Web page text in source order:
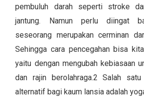
pembuluh darah seperti stroke
jantung. Namun perlu diingat
seseorang merupakan cerminan
Sehingga cara pencegahan bisa
yaitu dengan mengubah kebiasaan
dan rajin berolahraga.2 Salah satu
alternatif bagi kaum lansia adalah